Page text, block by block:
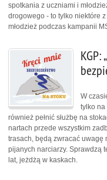
spotkania z uczniami i
drogowego - to tylko niektóre
młodzież podczas kampanii
KGP:
W
tylko
również pełnić służbę na
nartach przede wszystkim
trasach, będą zwracać uwagę
pijanych narciarzy. Sprawdzą
lat, jeżdżą w kaskach.